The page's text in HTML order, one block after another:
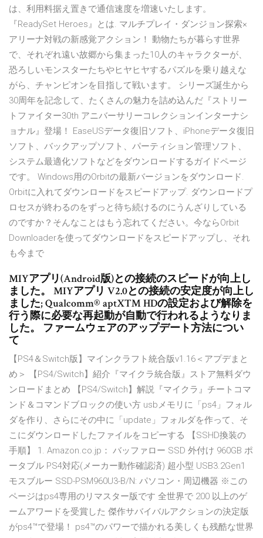
は、利用料据え置きで通信速度を増速いたします。
『ReadySet Heroes』とは. マルチプレイ・ダンジョン探索×
アリーナ対戦の新感覚アクション！ 動物たちが暮らす世界
で、それぞれ遠い故郷から集まった10人のキャラクターが、
恐ろしいモンスターたちやヒヤヒヤするパズルを乗り越えな
がら、チャンピオンを目指して戦います。 シリーズ誕生から
30周年を記念して、たくさんの魅力を詰め込んだ『ストリー
トファイター30th アニバーサリーコレクションインターナシ
ョナル』登場！ EaseUSデータ復旧ソフト、iPhoneデータ復旧
ソフト、バックアップソフト、パーティション管理ソフト、
システム最適化ソフトなどをダウンロードするガイドページ
です。 Windows用のOrbitの最新バージョンをダウンロード.
Orbitに入れてダウンロードをスピードアップ. ダウンロードプ
ロセスが終わるのをずっと待ち続けるのにうんざりしている
のですか？そんなことはもう忘れてください。今ならOrbit
Downloaderを使ってダウンロードをスピードアップし、それ
も今まで
MIYアプリ(Android版)との接続のスピードが向上し
ました。 MIYアプリ V2.0との接続の安定度が向上し
ました; Qualcomm® aptX™ HDの設定および解除を
行う際に必要な再起動が自動で行われるようなりま
した。 ファームウェアのアップデート方法につい
て
【PS4＆Switch版】マインクラフト統合版v1.16＜アプデまと
め＞ 【PS4/Switch】紹介『マイクラ統合版』ストア無料ダウ
ンロードまとめ 【PS4/Switch】解説『マイクラ』チートコマ
ンド＆コマンドブロックの使い方 usbメモリに「ps4」フォル
ダを作り、さらにその中に「update」フォルダを作って、そ
こにダウンロードしたファイルをコピーする 【SSHD換装の
手順】 1. Amazon.co.jp： バッファロー SSD 外付け 960GB ポ
ータブル PS4対応(メーカー動作確認済) 超小型 USB3.2Gen1
モスブルー SSD-PSM960U3-B/N: パソコン・周辺機器 ※この
ページはps4専用のリマスター版です 全世界で 200 以上のゲ
ームアワードを受賞した 傑作サバイバルアクションの決定版
がps4™で登場！ ps4™のパワーで描かれる美しくも残酷な世界